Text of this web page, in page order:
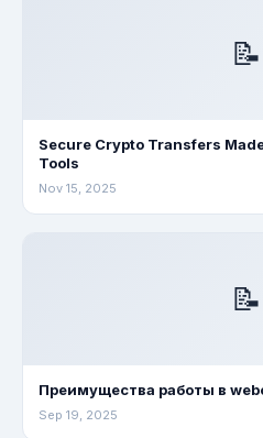
📝
Secure Crypto Transfers
Tools
Nov 15, 2025
📝
Преимущества работы в
Sep 19, 2025